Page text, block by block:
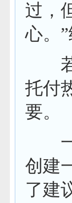
过，
心。
若
托付
要。
一
创建
了建